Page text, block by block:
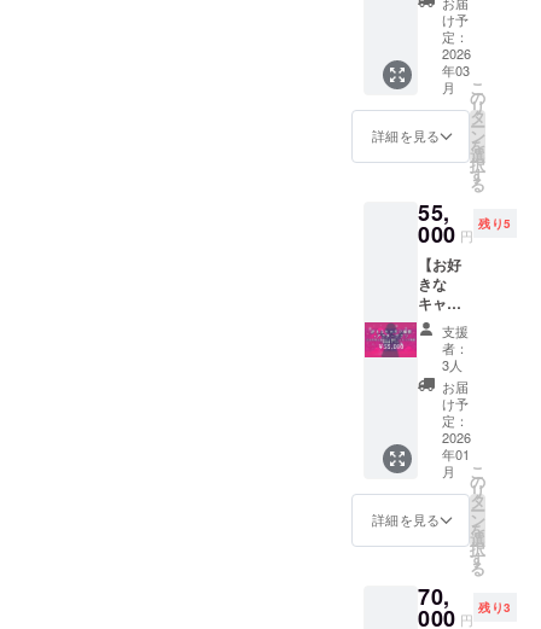
と記載
くださ
のシェ
アはで
きませ
ん） ■
共通あ
りがと
ス ■サ
イン入
紙 ■初
配信お
名前記
載
（中）
備考欄
にXアカ
ウント
を記載
お願い
いたし
ます。
後を予
定して
おり、
ダウン
ロード
URLを
にて送
付させ
す
望され
るお名
前をご
記入く
ださい
※缶バッ
ジの形
状は、
の丸形
の缶
バッジ
です ※2
次元イ
ラスト
付きボ
イス
メッ
セージ
は1分前
後を予
定して
おり、
制作予
Live2D
モデル
セット
でダウ
付させ
ていた
だきま
す ※お
名前の
掲載は
初配信
掲載と
なりま
す ※プ
ラン購
入の
際、必
ず備考
欄に掲
載を希
望され
るお名
前をご
記入く
ださい
※缶バッ
状は、
直径
の缶
バッジ
（大）
■コメン
ト付き
お写真
データ
セット
■写真集
け動画
■海外向
けお写
真デー
タ ■
ローカ
ライズ
ボイス
メッ
セージ
■ローカ
ライズ
写真集
データ
■ローカ
ライズ
Live2D
別） ■
オリジ
ぬいぐ
るみ
（ふぐ
ぷお、
ほか相
談）１
体を
作って
お送り
す！ ・
クラウ
ドファ
ンディ
ング終
了後、
お作り
する内
容を個
別に相
談させ
ていた
だきま
す。 ■
共通あ
りがと
うボイ
紙 ■初
配信お
け予
定：
2026
年03
月
詳細を見る
こ
の
リ
タ
ー
ン
を
選
択
す
る
55,
000 円
残り5
【お好
きな
キャラ
で撮影
＋アフ
タープ
ラン】
★好き
なキャ
ラ（手
持ち衣
装）で
スタジ
オで撮
影＋撮
影後ア
の会 ・
ぷおぷ
支援
者：
3人
お届
け予
定：
2026
年01
月
詳細を見る
こ
の
リ
タ
ー
ン
を
選
択
す
る
70,
000 円
残り3